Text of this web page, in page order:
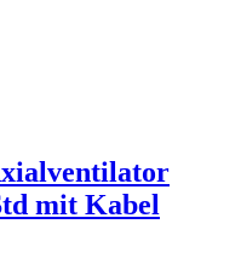
mit Kabel